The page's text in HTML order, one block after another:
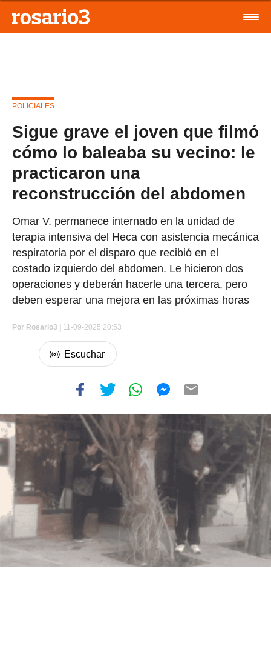
POLICIALES
Sigue grave el joven que filmó
cómo lo baleaba su vecino: le
practicaron una
reconstrucción del abdomen
Omar V. permanece internado en la unidad de
terapia intensiva del Heca con asistencia mecánica
respiratoria por el disparo que recibió en el
costado izquierdo del abdomen. Le hicieron dos
operaciones y deberán hacerle una tercera, pero
deben esperar una mejora en las próximas horas
Por Rosario3 | 11-09-2025 20:53